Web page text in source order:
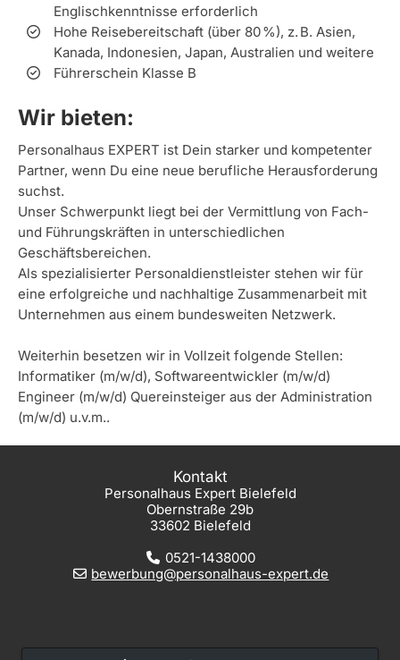
Englischkenntnisse erforderlich
Hohe Reisebereitschaft (über 80 %), z. B. Asien,
Kanada, Indonesien, Japan, Australien und weitere
Führerschein Klasse B
Wir bieten:
Personalhaus EXPERT ist Dein starker und kompetenter
Partner, wenn Du eine neue berufliche Herausforderung
suchst.
Unser Schwerpunkt liegt bei der Vermittlung von Fach-
und Führungskräften in unterschiedlichen
Geschäftsbereichen.
Als spezialisierter Personaldienstleister stehen wir für
eine erfolgreiche und nachhaltige Zusammenarbeit mit
Unternehmen aus einem bundesweiten Netzwerk.
Weiterhin besetzen wir in Vollzeit folgende Stellen:
Informatiker (m/w/d), Softwareentwickler (m/w/d)
Engineer (m/w/d) Quereinsteiger aus der Administration
(m/w/d) u.v.m..
Kontakt
Personalhaus Expert Bielefeld
Obernstraße 29b
33602 Bielefeld
0521-1438000
bewerbung@personalhaus-expert.de